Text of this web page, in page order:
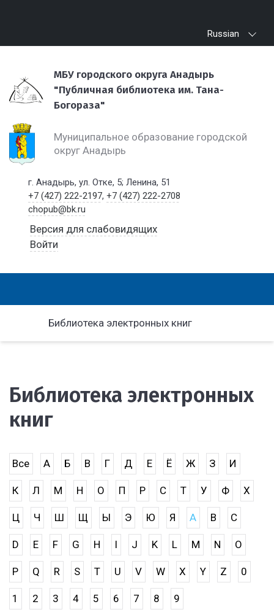
Russian
МБУ городского округа Анадырь
"Публичная библиотека им. Тана-
Богораза"
Муниципальное образование городской
округ Анадырь
г. Анадырь, ул. Отке, 5; Ленина, 51
+7 (427) 222-2197,+7 (427) 222-2708
chopub@bk.ru
Версия для слабовидящих
Войти
Библиотека электронных книг
Библиотека электронных
книг
Все А Б В Г Д Е Ё Ж З И
К Л М Н О П Р С Т У Ф Х
Ц Ч Ш Щ Ы Э Ю Я A B C
D E F G H I J K L M N O
P Q R S T U V W X Y Z 0
1 2 3 4 5 6 7 8 9